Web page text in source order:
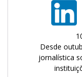
Desde
jornalística